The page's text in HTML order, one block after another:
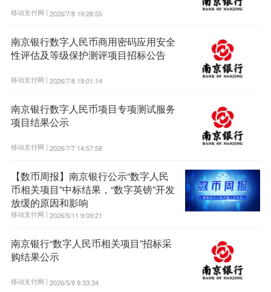
移动支付网 | 2026/7/8 19:28:55
南京银行数字人民币商用密码应用安全
性评估及等级保护测评项目招标公告
移动支付网 | 2026/7/8 19:01:14
南京银行数字人民币项目专项测试服务
项目结果公示
移动支付网 | 2026/7/7 14:57:58
【数币周报】南京银行公示“数字人民
币相关项目”中标结果，“数字英镑”开发
放缓的原因和影响
移动支付网 | 2026/5/11 9:09:21
南京银行“数字人民币相关项目”招标采
购结果公示
移动支付网 | 2026/5/9 9:33:34